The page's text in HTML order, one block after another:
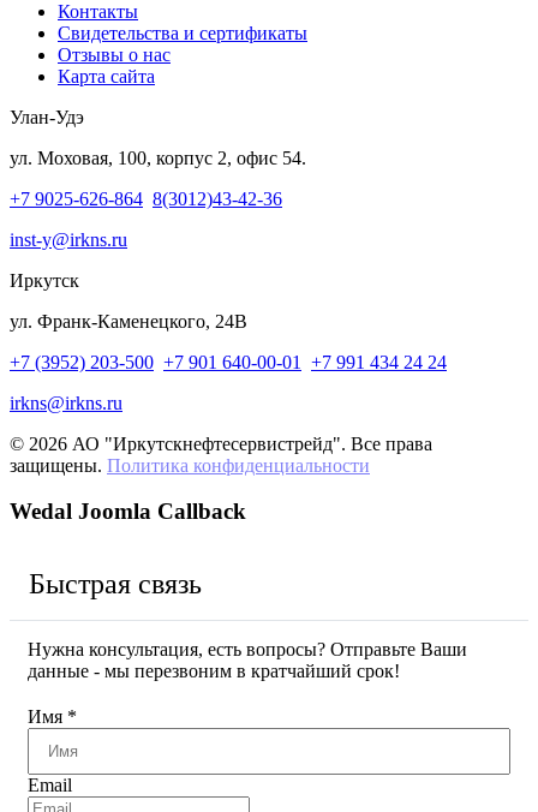
Контакты
Свидетельства и сертификаты
Отзывы о нас
Карта сайта
Улан-Удэ
ул. Моховая, 100, корпус 2, офис 54.
+7 9025-626-864 8(3012)43-42-36
inst-y@irkns.ru
Иркутск
ул. Франк-Каменецкого, 24В
+7 (3952) 203-500 +7 901 640-00-01
+7 991 434 24 24
irkns@irkns.ru
© 2026 АО "Иркутскнефтесервистрейд". Все права
защищены. Политика конфиденциальности
Wedal Joomla Callback
Быстрая связь
Нужна консультация, есть вопросы? Отправьте Ваши
данные - мы перезвоним в кратчайший срок!
Имя *
Email